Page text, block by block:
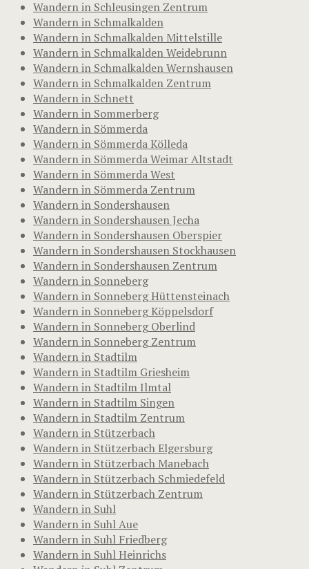
Wandern in Schleusingen Zentrum
Wandern in Schmalkalden
Wandern in Schmalkalden Mittelstille
Wandern in Schmalkalden Weidebrunn
Wandern in Schmalkalden Wernshausen
Wandern in Schmalkalden Zentrum
Wandern in Schnett
Wandern in Sommerberg
Wandern in Sömmerda
Wandern in Sömmerda Kölleda
Wandern in Sömmerda Weimar Altstadt
Wandern in Sömmerda West
Wandern in Sömmerda Zentrum
Wandern in Sondershausen
Wandern in Sondershausen Jecha
Wandern in Sondershausen Oberspier
Wandern in Sondershausen Stockhausen
Wandern in Sondershausen Zentrum
Wandern in Sonneberg
Wandern in Sonneberg Hüttensteinach
Wandern in Sonneberg Köppelsdorf
Wandern in Sonneberg Oberlind
Wandern in Sonneberg Zentrum
Wandern in Stadtilm
Wandern in Stadtilm Griesheim
Wandern in Stadtilm Ilmtal
Wandern in Stadtilm Singen
Wandern in Stadtilm Zentrum
Wandern in Stützerbach
Wandern in Stützerbach Elgersburg
Wandern in Stützerbach Manebach
Wandern in Stützerbach Schmiedefeld
Wandern in Stützerbach Zentrum
Wandern in Suhl
Wandern in Suhl Aue
Wandern in Suhl Friedberg
Wandern in Suhl Heinrichs